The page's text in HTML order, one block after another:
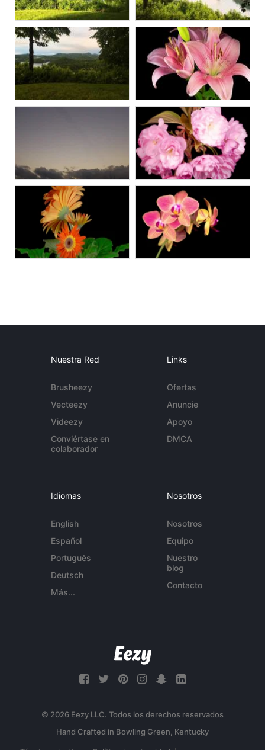
Nuestra Red
Brusheezy
Vecteezy
Videezy
Conviértase en
colaborador
Links
Ofertas
Anuncie
Apoyo
DMCA
Idiomas
English
Español
Português
Deutsch
Más...
Nosotros
Nosotros
Equipo
Nuestro
blog
Contacto
© 2026 Eezy LLC. Todos los derechos reservados